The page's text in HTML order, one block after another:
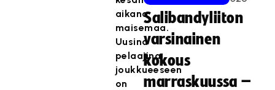
aikana
maisemaa.
Uusina
pelaajina
joukkueeseen
on
Salibandyliiton
varsinainen
kokous
marraskuussa –